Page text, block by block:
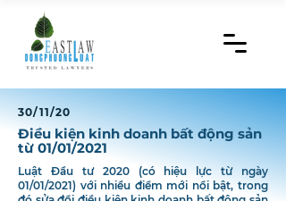
30/11/20
Điều kiện kinh doanh bất động sản
từ 01/01/2021
Luật Đầu tư 2020 (có hiệu lực từ ngày
01/01/2021) với nhiều điểm mới nổi bật, trong